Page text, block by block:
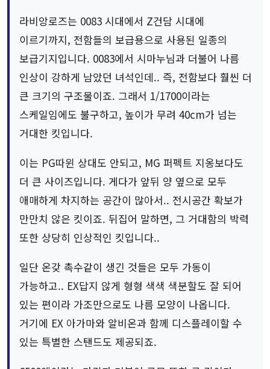
라비앙로즈는 0083 시대에서 Z건담 시대에
이르기까지, 전함들의 보급용으로 사용된 일종의
보급기지입니다. 0083에서 시마누님과 더불어 나름
인상이 강하게 남았던 녀석인데.. 즉, 전함보다 훨씬 더
큰 크기의 구조물이죠. 그래서 1/1700이라는
스케일임에도 불구하고, 높이가 무려 40cm가 넘는
거대한 킷입니다.
이는 PG따윈 상대도 안되고, MG 퍼펙트 지옹보다도
더 큰 사이즈입니다. 게다가 앞뒤 양 옆으로 모두
애매하게 차지하는 공간이 많아서.. 전시공간 확보가
만만치 않은 킷이죠. 뒤집어 말하면, 그 거대함의 박력
또한 상당히 인상적인 킷입니다..
일단 온갖 촉수같이 생긴 것들은 모두 가동이
가능하고.. EX답지 않게 형형 색색 색분할도 잘 되어
있는 편이라 가조만으로도 나름 모양이 나옵니다.
거기에 EX 아가마와 알비온과 함께 디스플레이할 수
있는 특별한 스탠드도 제공되죠.